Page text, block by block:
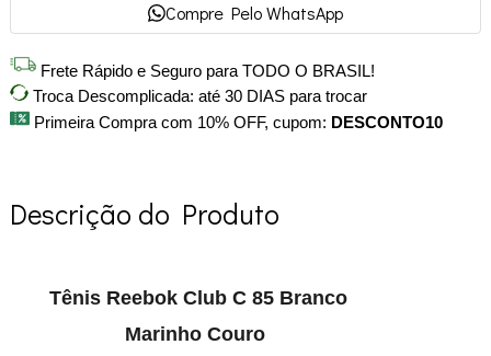
Compre Pelo WhatsApp
Frete Rápido e Seguro para TODO O BRASIL!
Troca Descomplicada: até 30 DIAS para trocar
Primeira Compra com 10% OFF, cupom: DESCONTO10
Descrição do Produto
Tênis Reebok Club C 85 Branco
Marinho Couro